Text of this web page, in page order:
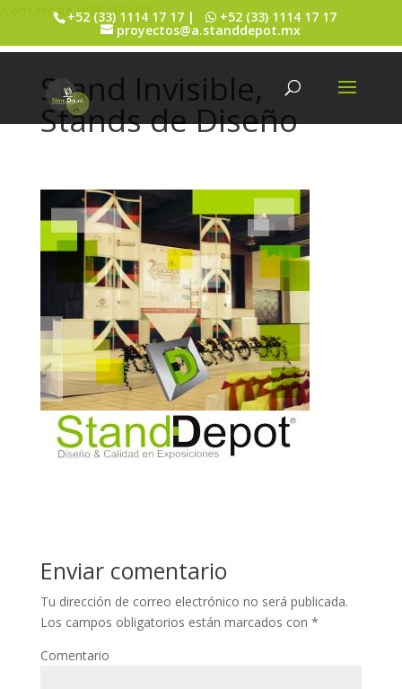
¡Comunícate HOY MISMO!
+52 (33) 1114 17 17 | +52 (33) 1114 17 17
proyectos@a.standdepot.mx
Stand Invisible,
Stands de Diseño
Enviar comentario
Tu dirección de correo electrónico no será publicada.
Los campos obligatorios están marcados con *
Comentario